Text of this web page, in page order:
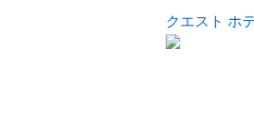
クエスト ホ